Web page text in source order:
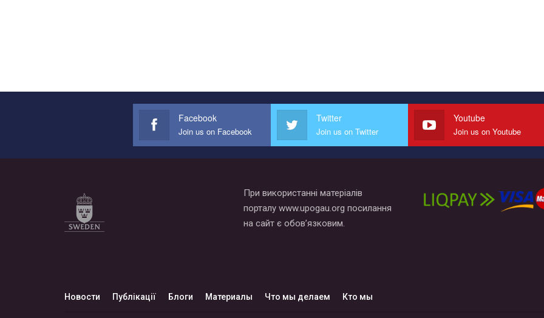
Facebook
Join us on Facebook
Twitter
Join us on Twitter
Youtube
Join us on Youtube
При використанні матеріалів
порталу www.upogau.org посилання
на сайт є обов’язковим.
Новости Публікації Блоги Материалы Что мы делаем Кто мы